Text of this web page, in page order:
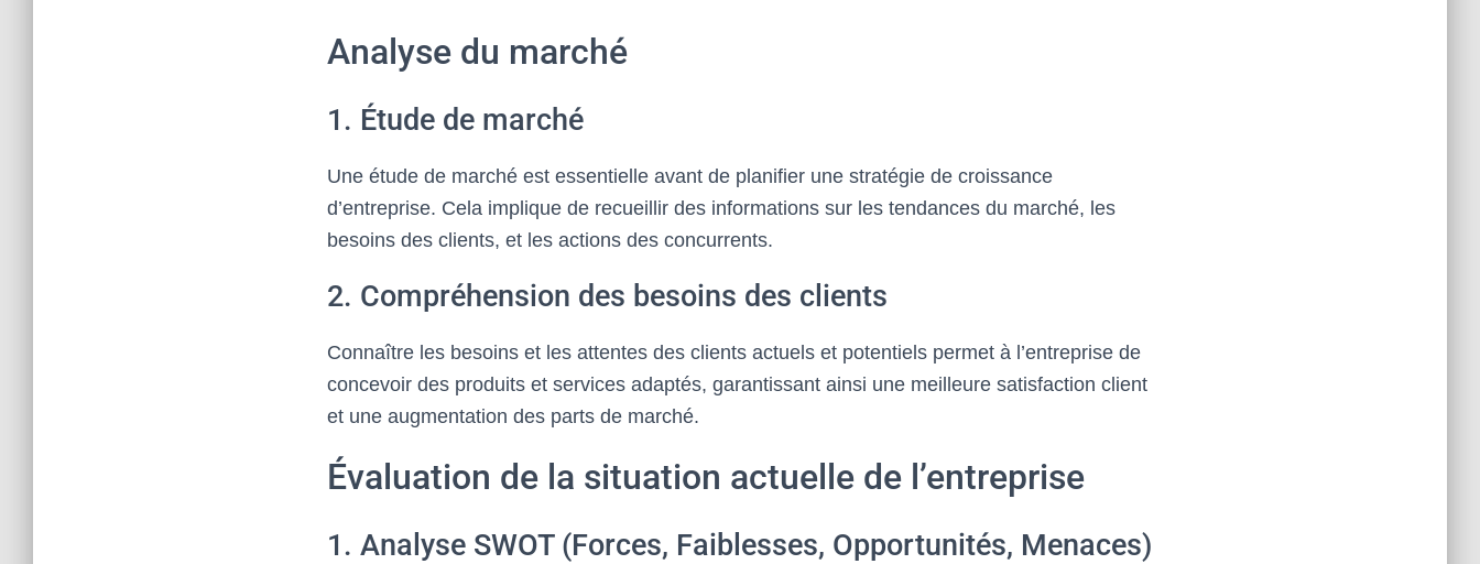
Analyse du marché
1. Étude de marché
Une étude de marché est essentielle avant de planifier une stratégie de croissance
d’entreprise. Cela implique de recueillir des informations sur les tendances du marché, les
besoins des clients, et les actions des concurrents.
2. Compréhension des besoins des clients
Connaître les besoins et les attentes des clients actuels et potentiels permet à l’entreprise de
concevoir des produits et services adaptés, garantissant ainsi une meilleure satisfaction client
et une augmentation des parts de marché.
Évaluation de la situation actuelle de l’entreprise
1. Analyse SWOT (Forces, Faiblesses, Opportunités, Menaces)